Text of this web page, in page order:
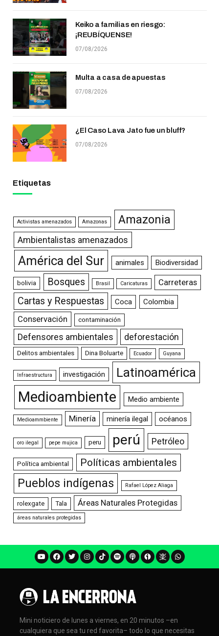
Keiko a familias en riesgo:
¡REUBÍQUENSE!
07/08/2026
Multa a casa de apuestas
07/08/2026
¿El Caso Lava Jato fue un bluff?
07/08/2026
Etiquetas
Activistas amenazados Amazonas Amazonia
Ambientalistas amenazados
América del Sur animales Biodiversidad
bolivia Bosques Brasil Caricaturas Carreteras
Cartas y Respuestas Coca Colombia
Conservación contaminación
Defensores ambientales deforestación
Delitos ambientales Dina Boluarte Ecuador Guyana
Infraestructura investigación Latinoamérica
Medioambiente Medio ambiente
Medioammbiente Minería minería ilegal océanos
oro ilegal pepe mujica peru perú Petróleo
Política ambiental Políticas ambientales
Pueblos indígenas Rafael López Aliaga
rolexgate Tala Áreas Naturales Protegidas
áreas naturales protegidas
Mini noticiero de lunes a viernes, en 20 minutos –en
cualquiera que sea tu red favorita– todo lo que necesitas